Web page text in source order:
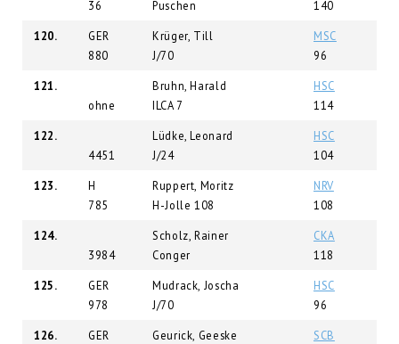
36
Puschen
140
120.
GER
880
Krüger, Till
J/70
MSC
96
121.
ohne
Bruhn, Harald
ILCA 7
HSC
114
122.
4451
Lüdke, Leonard
J/24
HSC
104
123.
H
785
Ruppert, Moritz
H-Jolle 108
NRV
108
124.
3984
Scholz, Rainer
Conger
CKA
118
125.
GER
978
Mudrack, Joscha
J/70
HSC
96
126.
GER
Geurick, Geeske
SCB